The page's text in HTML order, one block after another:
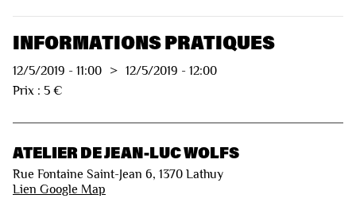
INFORMATIONS PRATIQUES
12/5/2019 - 11:00 > 12/5/2019 - 12:00
Prix : 5 €
ATELIER DE JEAN-LUC WOLFS
Rue Fontaine Saint-Jean 6, 1370 Lathuy
Lien Google Map